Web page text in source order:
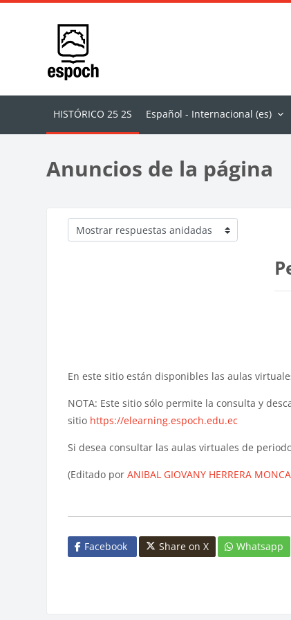
Español - Internacional ‎(es)‎
Anuncios de la página
Mostrar modo
En este sitio están disponibles las aulas
NOTA: Este sitio sólo permite la consulta y
sitio https://elearning.espoch.edu.ec
Si desea consultar las aulas virtuales de
(Editado porANIBAL GIOVANY HERRERA
Facebook Share on X Whatsapp